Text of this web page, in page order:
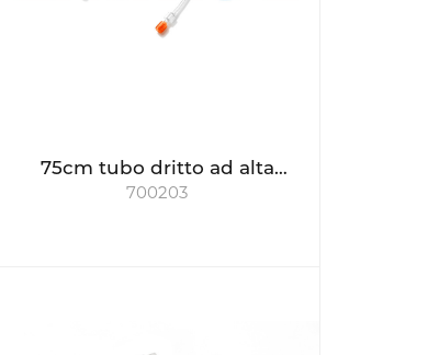
75cm tubo dritto ad alta
pressione
700203